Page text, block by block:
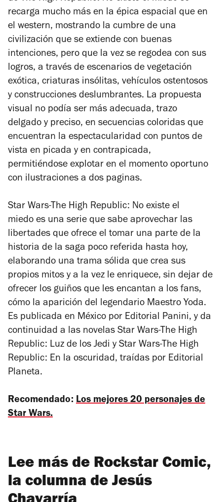
recarga mucho más en la épica espacial que en
el western, mostrando la cumbre de una
civilización que se extiende con buenas
intenciones, pero que la vez se regodea con sus
logros, a través de escenarios de vegetación
exótica, criaturas insólitas, vehículos ostentosos
y construcciones deslumbrantes. La propuesta
visual no podía ser más adecuada, trazo
delgado y preciso, en secuencias coloridas que
encuentran la espectacularidad con puntos de
vista en picada y en contrapicada,
permitiéndose explotar en el momento oportuno
con ilustraciones a dos paginas.
Star Wars-The High Republic: No existe el
miedo es una serie que sabe aprovechar las
libertades que ofrece el tomar una parte de la
historia de la saga poco referida hasta hoy,
elaborando una trama sólida que crea sus
propios mitos y a la vez le enriquece, sin dejar de
ofrecer los guiños que les encantan a los fans,
cómo la aparición del legendario Maestro Yoda.
Es publicada en México por Editorial Panini, y da
continuidad a las novelas Star Wars-The High
Republic: Luz de los Jedi y Star Wars-The High
Republic: En la oscuridad, traídas por Editorial
Planeta.
Recomendado: Los mejores 20 personajes de
Star Wars.
Lee más de Rockstar Comic,
la columna de Jesús